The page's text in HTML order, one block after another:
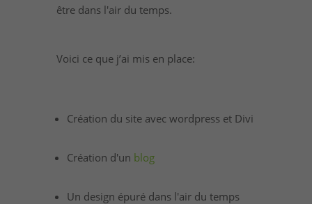
être dans l'air du temps.
Voici ce que j’ai mis en place:
Création du site avec wordpress et Divi
Création d'un blog
Un design épuré dans l'air du temps